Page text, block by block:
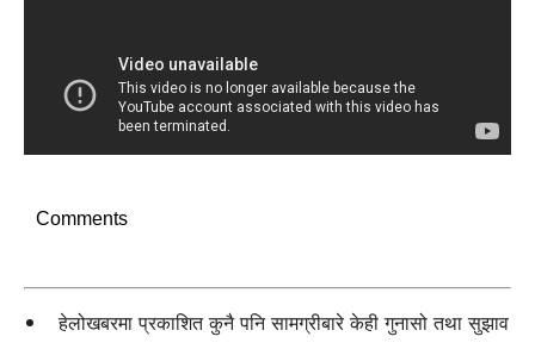
Comments
हेलोखबरमा प्रकाशित कुनै पनि सामग्रीबारे केही गुनासो तथा सुझाव